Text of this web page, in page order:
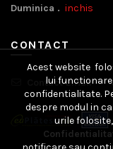
Duminica . inchis
CONTACT
Contact Email
Acest website
lui
confidentialitate.
despre modul in
urile